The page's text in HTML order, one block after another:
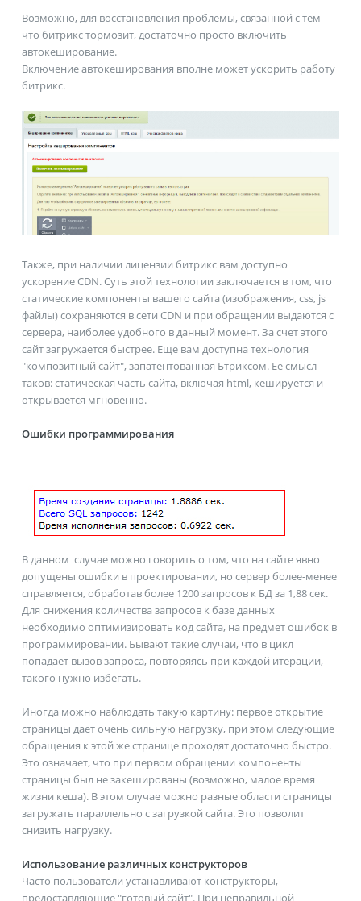
Возможно, для восстановления проблемы, связанной с тем
что битрикс тормозит, достаточно просто включить
автокеширование.
Включение автокеширования вполне может ускорить работу
битрикс.
Также, при наличии лицензии битрикс вам доступно
ускорение CDN. Суть этой технологии заключается в том, что
статические компоненты вашего сайта (изображения, css, js
файлы) сохраняются в сети CDN и при обращении выдаются с
сервера, наиболее удобного в данный момент. За счет этого
сайт загружается быстрее. Еще вам доступна технология
"композитный сайт", запатентованная Бтриксом. Её смысл
таков: статическая часть сайта, включая html, кешируется и
открывается мгновенно.
Ошибки программирования
В данном случае можно говорить о том, что на сайте явно
допущены ошибки в проектировании, но сервер более-менее
справляется, обработав более 1200 запросов к БД за 1,88 сек.
Для снижения количества запросов к базе данных
необходимо оптимизировать код сайта, на предмет ошибок в
программировании. Бывают такие случаи, что в цикл
попадает вызов запроса, повторяясь при каждой итерации,
такого нужно избегать.
Иногда можно наблюдать такую картину: первое открытие
страницы дает очень сильную нагрузку, при этом следующие
обращения к этой же странице проходят достаточно быстро.
Это означает, что при первом обращении компоненты
страницы был не закешированы (возможно, малое время
жизни кеша). В этом случае можно разные области страницы
загружать параллельно с загрузкой сайта. Это позволит
снизить нагрузку.
Использование различных конструкторов
Часто пользователи устанавливают конструкторы,
предоставляющие "готовый сайт". При неправильной